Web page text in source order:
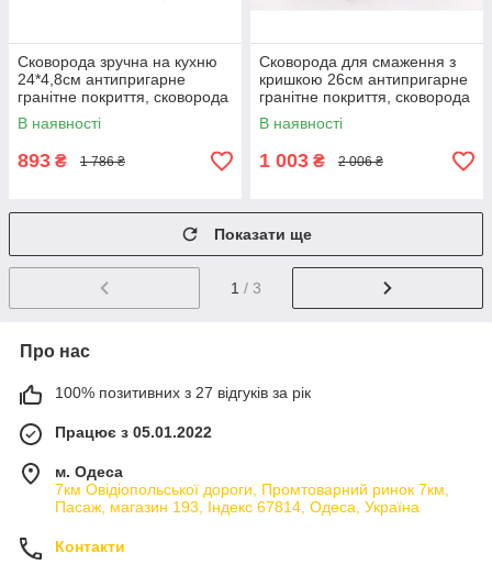
Сковорода зручна на кухню
24*4,8см антипригарне
гранітне покриття, сковорода
універсальна для
приготування.
В наявності
893 ₴ 1 786 ₴
Сковорода для смаження з
кришкою 26см антипригарне
гранітне покриття, сковорода
кухонна універсальна
В наявності
1 003 ₴ 2 006 ₴
Показати ще
1 / 3
Про нас
100% позитивних з 27 відгуків за рік
Працює з 05.01.2022
м. Одеса
7км Овідіопольської дороги, Промтоварний ринок 7км,
Пасаж, магазин 193, Індекс 67814, Одеса, Україна
Контакти